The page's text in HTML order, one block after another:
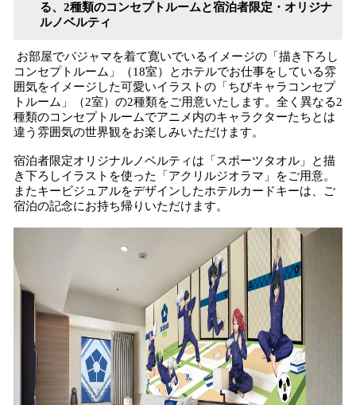
る、2種類のコンセプトルームと宿泊者限定・オリジナ
ルノベルティ
お部屋でパジャマを着て寛いでいるイメージの「描き下ろし
コンセプトルーム」（18室）とホテルでお仕事をしている雰
囲気をイメージした可愛いイラストの「ちびキャラコンセプ
トルーム」（2室）の2種類をご用意いたします。全く異なる2
種類のコンセプトルームでアニメ内のキャラクターたちとは
違う雰囲気の世界観をお楽しみいただけます。
宿泊者限定オリジナルノベルティは「スポーツタオル」と描
き下ろしイラストを使った「アクリルジオラマ」をご用意。
またキービジュアルをデザインしたホテルカードキーは、ご
宿泊の記念にお持ち帰りいただけます。